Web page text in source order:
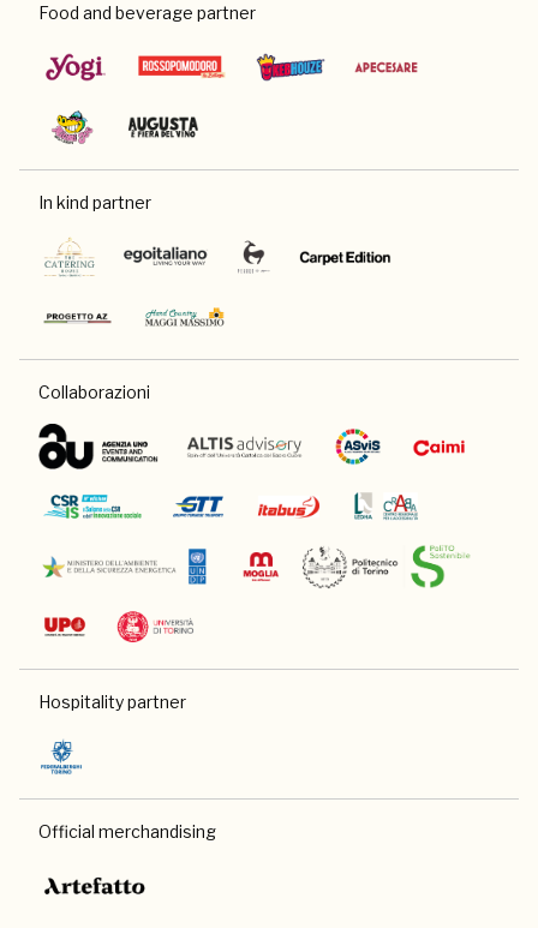
Food and beverage partner
In kind partner
Collaborazioni
Hospitality partner
Official merchandising